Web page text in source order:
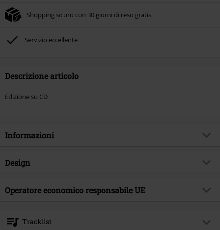
Shopping sicuro con 30 giorni di reso gratis
Servizio eccellente
Descrizione articolo
Edizione su CD
Informazioni
Codice articolo
Genere Musicale
Hard Rock
Band
Design
Tipologia prodotto
CD
Operatore economico responsabile UE
Neumühlen 17
22763 Hamburg
Tracklist